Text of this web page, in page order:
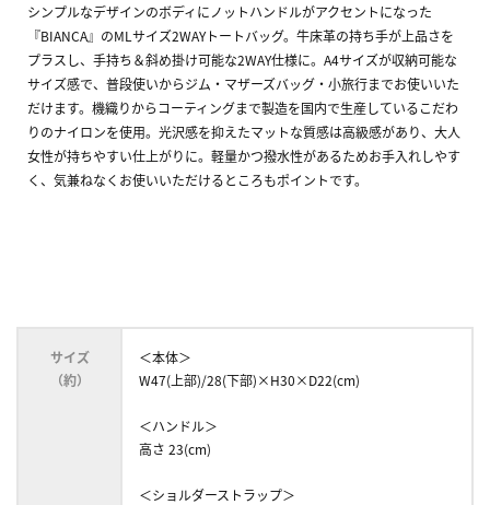
シンプルなデザインのボディにノットハンドルがアクセントになった
『BIANCA』のMLサイズ2WAYトートバッグ。牛床革の持ち手が上品さを
プラスし、手持ち＆斜め掛け可能な2WAY仕様に。A4サイズが収納可能な
サイズ感で、普段使いからジム・マザーズバッグ・小旅行までお使いいた
だけます。機織りからコーティングまで製造を国内で生産しているこだわ
りのナイロンを使用。光沢感を抑えたマットな質感は高級感があり、大人
女性が持ちやすい仕上がりに。軽量かつ撥水性があるためお手入れしやす
く、気兼ねなくお使いいただけるところもポイントです。
サイズ
（約）
＜本体＞
W47(上部)/28(下部)×H30×D22(cm)
＜ハンドル＞
高さ 23(cm)
＜ショルダーストラップ＞